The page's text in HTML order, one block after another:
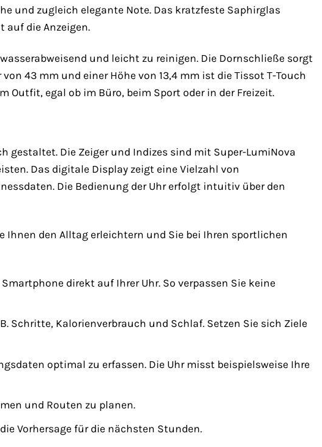
und zugleich elegante Note. Das kratzfeste Saphirglas
auf die Anzeigen.
und leicht zu reinigen. Die Dornschließe sorgt
43 mm und einer Höhe von 13,4 mm ist die Tissot T-Touch
egal ob im Büro, beim Sport oder in der Freizeit.
gestaltet. Die Zeiger und Indizes sind mit Super-LumiNova
Das digitale Display zeigt eine Vielzahl von
Die Bedienung der Uhr erfolgt intuitiv über den
Ihnen den Alltag erleichtern und Sie bei Ihren sportlichen
direkt auf Ihrer Uhr. So verpassen Sie keine
Schritte, Kalorienverbrauch und Schlaf. Setzen Sie sich Ziele
optimal zu erfassen. Die Uhr misst beispielsweise Ihre
und Routen zu planen.
Vorhersage für die nächsten Stunden.